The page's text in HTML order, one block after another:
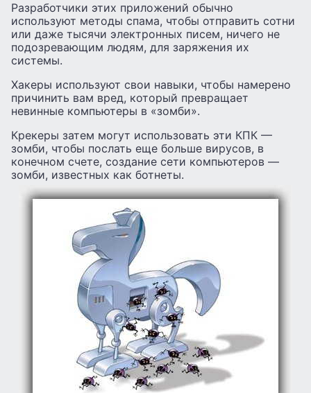
Разработчики этих приложений обычно
используют методы спама, чтобы отправить сотни
или даже тысячи электронных писем, ничего не
подозревающим людям, для заряжения их
системы.
Хакеры используют свои навыки, чтобы намерено
причинить вам вред, который превращает
невинные компьютеры в «зомби».
Крекеры затем могут использовать эти КПК —
зомби, чтобы послать еще больше вирусов, в
конечном счете, создание сети компьютеров —
зомби, известных как ботнеты.